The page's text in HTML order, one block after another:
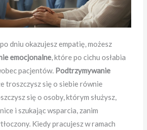
dniu okazujesz empatię, możesz
emocjonalne, które po cichu osłabia
pacjentów. Podtrzymywanie
troszczysz się o siebie równie
się o osoby, którym służysz,
i szukając wsparcia, zanim
Kiedy pracujesz w ramach